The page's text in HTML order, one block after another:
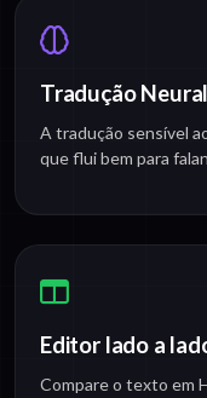
Tradução
A tradução sensível
que flui bem para
Editor lado a
Compare o texto em